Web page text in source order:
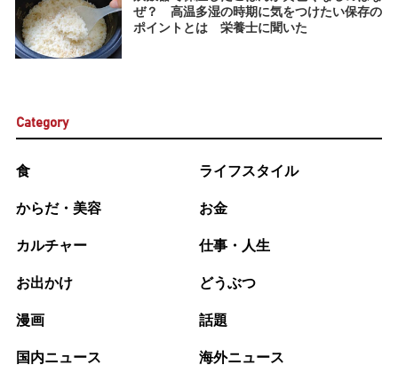
ぜ？ 高温多湿の時期に気をつけたい保存の
ポイントとは 栄養士に聞いた
Category
食 ライフスタイル
からだ・美容 お金
カルチャー 仕事・人生
お出かけ どうぶつ
漫画 話題
国内ニュース 海外ニュース